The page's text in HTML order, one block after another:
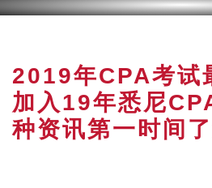
2019年CPA考试
加入19年悉尼
种资讯第一时间了